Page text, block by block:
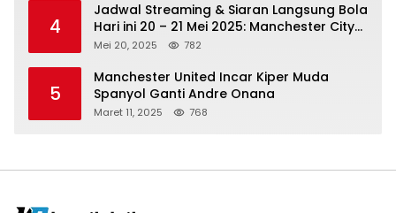
4
Jadwal Streaming & Siaran Langsung Bola
Hari ini 20 – 21 Mei 2025: Manchester City
vs Bournemouth
Mei 20, 2025 782
5
Manchester United Incar Kiper Muda
Spanyol Ganti Andre Onana
Maret 11, 2025 768